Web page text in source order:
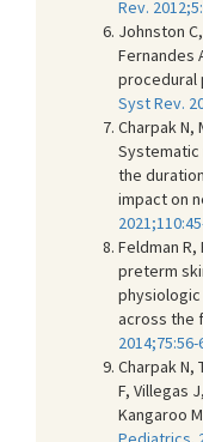
Rev.
Johnston
Fernandes
procedural
Syst Rev.
Charpak N,
the
impact on
Feldman R,
preterm
across the
2014;75:56-
Charpak N,
F, Villegas J,
Kangaroo